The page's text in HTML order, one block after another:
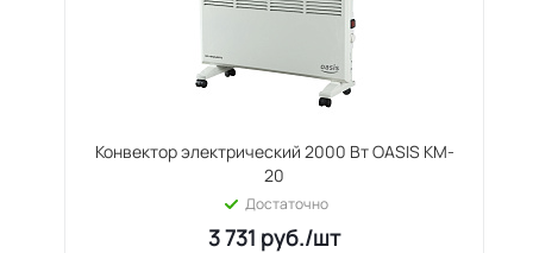
Конвектор электрический 2000 Вт OASIS KM-
20
Достаточно
3 731 руб./шт